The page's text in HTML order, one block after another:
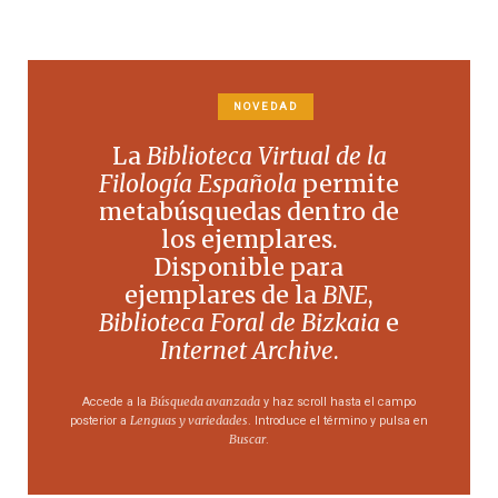
NOVEDAD
LaBiblioteca Virtual de la
Filología Española permite
metabúsquedas dentro de
los ejemplares.
Disponible para
ejemplares de laBNE,
Biblioteca Foral de Bizkaia e
Internet Archive.
Accede a la Búsqueda avanzada y haz scroll hasta el campo
posterior a Lenguas y variedades . Introduce el término y pulsa en
Buscar.